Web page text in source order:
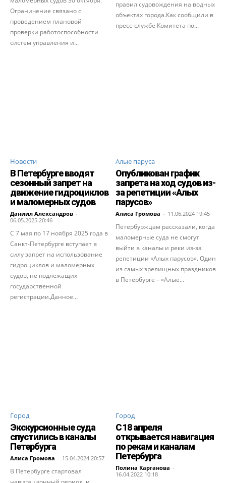
Ограничение связано с
проведением плановой
проверки работоспособности
систем управления и...
правил судовождения на водных
объектах города.Как сообщили в
пресс-службе Комитета по...
Новости
В Петербурге вводят
сезонный запрет на
движение гидроциклов
и маломерных судов
Даниил Александров -
06.05.2025 20:46
С 7 мая по 17 ноября 2025 года в
Санкт-Петербурге вступает в
силу запрет на использование
гидроциклов и маломерных
судов, не подлежащих
государственной
регистрации.Данное...
Алые паруса
Опубликован график
запрета на ход судов из-
за репетиции «Алых
парусов»
Алиса Громова - 11.06.2024 19:45
Петербуржцам рассказали, когда
маломерные суда не смогут
выйти в каналы и реки из-за
репетиции «Алых парусов». Один
из самых зрелищных праздников
в Петербурге – «Алые...
Город
Экскурсионные суда
спустились в каналы
Петербурга
Алиса Громова - 15.04.2024 20:57
В Петербурге стартовал
Город
С 18 апреля
открывается навигация
по рекам и каналам
Петербурга
Полина Карганова -
16.04.2022 10:18